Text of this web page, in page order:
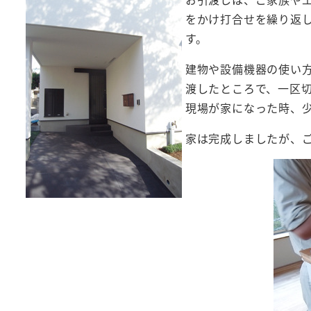
をかけ打合せを繰り返
す。
建物や設備機器の使い
渡したところで、一区
現場が家になった時、
家は完成しましたが、